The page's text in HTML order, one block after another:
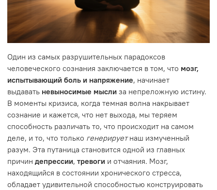
Один из самых разрушительных парадоксов
человеческого сознания заключается в том, что мозг,
испытывающий боль и напряжение, начинает
выдавать невыносимые мысли за непреложную истину.
В моменты кризиса, когда темная волна накрывает
сознание и кажется, что нет выхода, мы теряем
способность различать то, что происходит на самом
деле, и то, что только генерирует наш измученный
разум. Эта путаница становится одной из главных
причин депрессии, тревоги и отчаяния. Мозг,
находящийся в состоянии хронического стресса,
обладает удивительной способностью конструировать